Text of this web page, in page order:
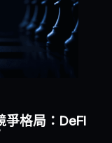
爭格局：DeFi